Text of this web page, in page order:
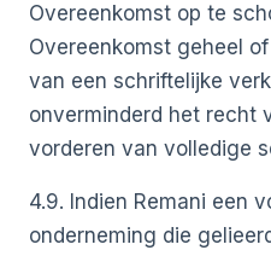
Overeenkomst op te
Overeenkomst geheel
van een schriftelijke
onverminderd het recht
vorderen van volledige
4.9. Indien Remani een
onderneming die